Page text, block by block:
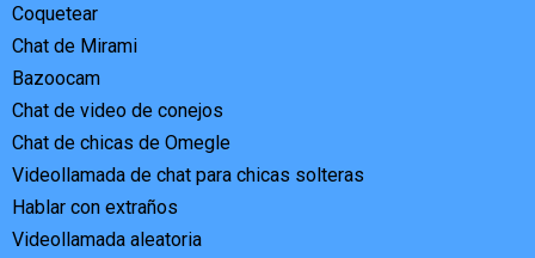
Coquetear
Chat de Mirami
Bazoocam
Chat de video de conejos
Chat de chicas de Omegle
Videollamada de chat para chicas solteras
Hablar con extraños
Videollamada aleatoria